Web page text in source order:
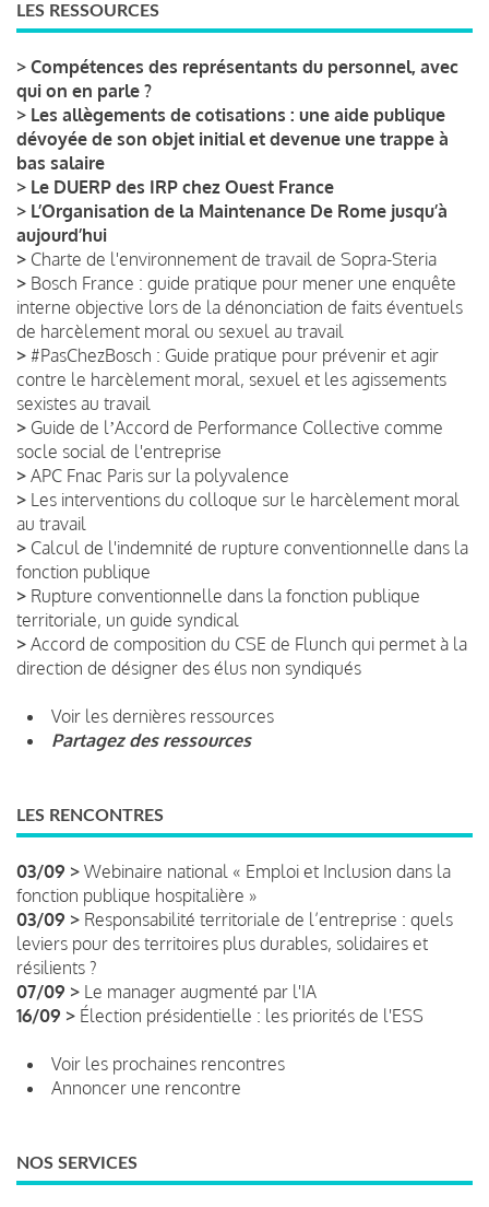
LES RESSOURCES
> Compétences des représentants du personnel, avec
qui on en parle ?
> Les allègements de cotisations : une aide publique
dévoyée de son objet initial et devenue une trappe à
bas salaire
> Le DUERP des IRP chez Ouest France
> L’Organisation de la Maintenance De Rome jusqu’à
aujourd’hui
> Charte de l'environnement de travail de Sopra-Steria
> Bosch France : guide pratique pour mener une enquête
interne objective lors de la dénonciation de faits éventuels
de harcèlement moral ou sexuel au travail
> #PasChezBosch : Guide pratique pour prévenir et agir
contre le harcèlement moral, sexuel et les agissements
sexistes au travail
> Guide de lʼAccord de Performance Collective comme
socle social de l'entreprise
> APC Fnac Paris sur la polyvalence
> Les interventions du colloque sur le harcèlement moral
au travail
> Calcul de l'indemnité de rupture conventionnelle dans la
fonction publique
> Rupture conventionnelle dans la fonction publique
territoriale, un guide syndical
> Accord de composition du CSE de Flunch qui permet à la
direction de désigner des élus non syndiqués
Voir les dernières ressources
Partagez des ressources
LES RENCONTRES
03/09 > Webinaire national « Emploi et Inclusion dans la
fonction publique hospitalière »
03/09 > Responsabilité territoriale de l’entreprise : quels
leviers pour des territoires plus durables, solidaires et
résilients ?
07/09 > Le manager augmenté par l'IA
16/09 > Élection présidentielle : les priorités de l'ESS
Voir les prochaines rencontres
Annoncer une rencontre
NOS SERVICES